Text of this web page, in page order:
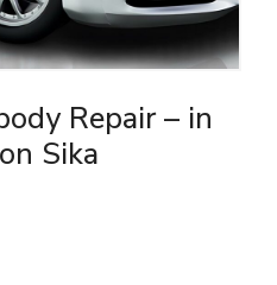
Repair – in
Sika